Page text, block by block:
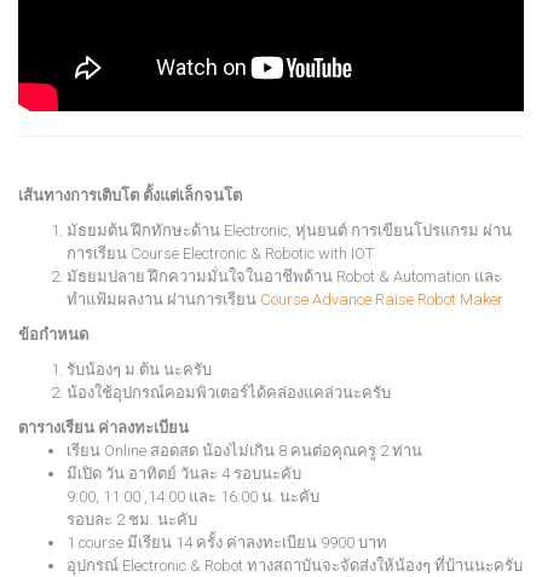
เส้นทางการเติบโต ตั้งแต่เล็กจนโต
มัธยมต้น ฝึกทักษะด้าน Electronic, หุ่นยนต์ การเขียนโปรแกรม ผ่าน
การเรียน Course Electronic & Robotic with IOT
มัธยมปลาย ฝึกความมั่นใจในอาชีพด้าน Robot & Automation และ
ทำแฟ้มผลงาน ผ่านการเรียน Course Advance Raise Robot Maker
ข้อกำหนด
รับน้องๆ ม.ต้น นะครับ
น้องใช้อุปกรณ์คอมพิวเตอร์ได้คล่องแคล่วนะครับ
ตารางเรียน ค่าลงทะเบียน
เรียน Online สอดสด น้องไม่เกิน 8 คนต่อคุณครู 2 ท่าน
มีเปิด วัน อาทิตย์ วันละ 4 รอบนะคับ
9:00, 11:00 ,14:00 และ 16:00 น. นะคับ
รอบละ 2 ชม. นะคับ
1 course มีเรียน 14 ครั้ง ค่าลงทะเบียน 9900 บาท
อุปกรณ์ Electronic & Robot ทางสถาบันจะจัดส่งให้น้องๆ ที่บ้านนะครับ